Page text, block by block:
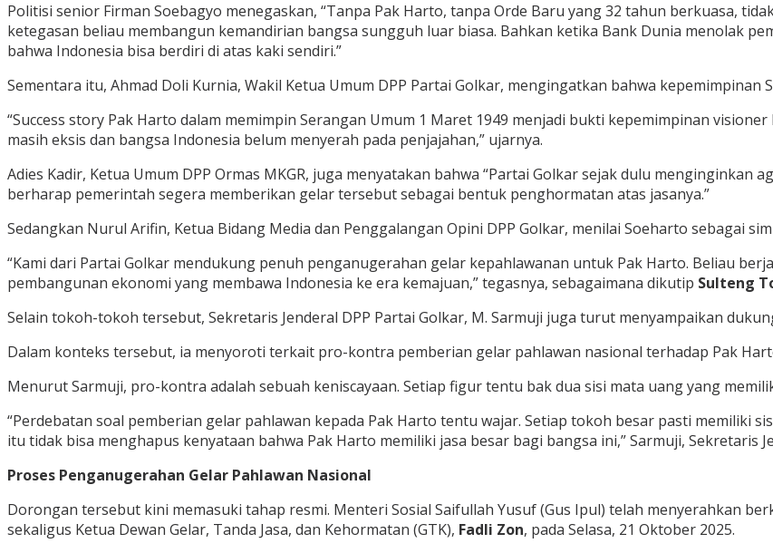
Politisi senior Firman Soebagyo menegaskan, “Tanpa Pak Harto, tanpa Orde Baru yang 32 tahun berkuasa,
ketegasan beliau membangun kemandirian bangsa sungguh luar biasa. Bahkan ketika Bank Dunia menolak
bahwa Indonesia bisa berdiri di atas kaki sendiri.”
Sementara itu, Ahmad Doli Kurnia, Wakil Ketua Umum DPP Partai Golkar, mengingatkan bahwa kepemimpinan
“Success story Pak Harto dalam memimpin Serangan Umum 1 Maret 1949 menjadi bukti kepemimpinan
masih eksis dan bangsa Indonesia belum menyerah pada penjajahan,” ujarnya.
Adies Kadir, Ketua Umum DPP Ormas MKGR, juga menyatakan bahwa “Partai Golkar sejak dulu menginginkan
berharap pemerintah segera memberikan gelar tersebut sebagai bentuk penghormatan atas jasanya.”
Sedangkan Nurul Arifin, Ketua Bidang Media dan Penggalangan Opini DPP Golkar, menilai Soeharto sebagai
“Kami dari Partai Golkar mendukung penuh penganugerahan gelar kepahlawanan untuk Pak Harto. Beliau
pembangunan ekonomi yang membawa Indonesia ke era kemajuan,” tegasnya, sebagaimana dikutip Sulteng
Selain tokoh-tokoh tersebut, Sekretaris Jenderal DPP Partai Golkar, M. Sarmuji juga turut menyampaikan
Dalam konteks tersebut, ia menyoroti terkait pro-kontra pemberian gelar pahlawan nasional terhadap Pak
Menurut Sarmuji, pro-kontra adalah sebuah keniscayaan. Setiap figur tentu bak dua sisi mata uang yang
“Perdebatan soal pemberian gelar pahlawan kepada Pak Harto tentu wajar. Setiap tokoh besar pasti memiliki
itu tidak bisa menghapus kenyataan bahwa Pak Harto memiliki jasa besar bagi bangsa ini,” Sarmuji, Sekretaris
Proses Penganugerahan Gelar Pahlawan Nasional
Dorongan tersebut kini memasuki tahap resmi. Menteri Sosial Saifullah Yusuf (Gus Ipul) telah menyerahkan
sekaligus Ketua Dewan Gelar, Tanda Jasa, dan Kehormatan (GTK), Fadli Zon, pada Selasa, 21 Oktober 2025.